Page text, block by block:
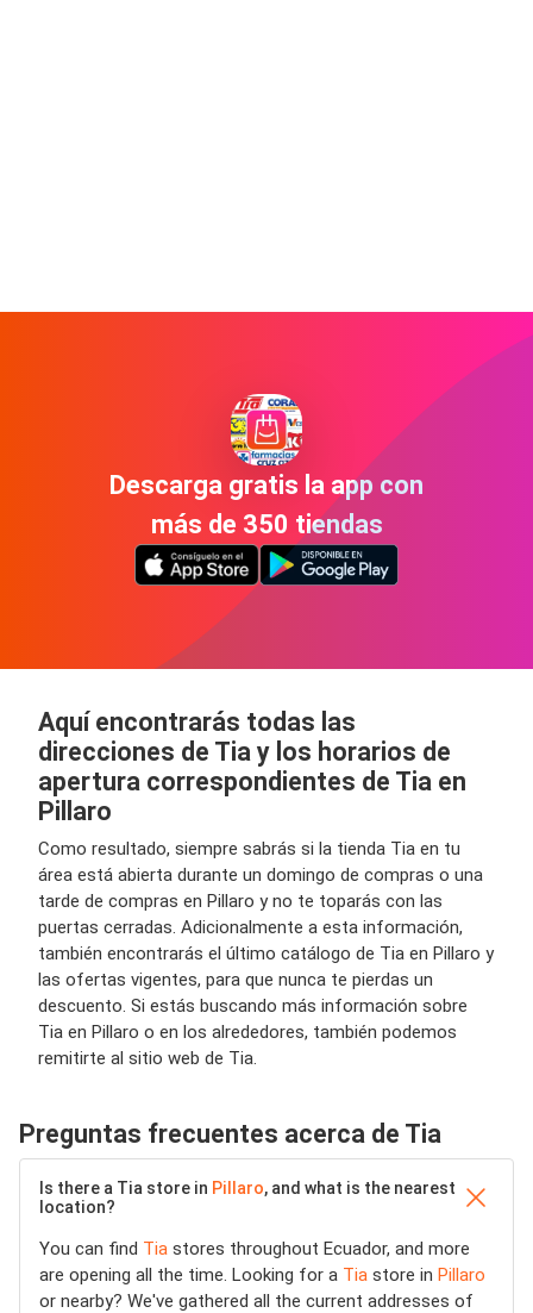
Descarga gratis la app con
más de 350 tiendas
Aquí encontrarás todas las
direcciones de Tia y los horarios de
apertura correspondientes de Tia en
Pillaro
Como resultado, siempre sabrás si la tienda Tia en tu
área está abierta durante un domingo de compras o una
tarde de compras en Pillaro y no te toparás con las
puertas cerradas. Adicionalmente a esta información,
también encontrarás el último catálogo de Tia en Pillaro y
las ofertas vigentes, para que nunca te pierdas un
descuento. Si estás buscando más información sobre
Tia en Pillaro o en los alrededores, también podemos
remitirte al sitio web de Tia.
Preguntas frecuentes acerca de Tia
Is there a Tia store in Pillaro, and what is the nearest
location?
You can find Tia stores throughout Ecuador, and more
are opening all the time. Looking for a Tia store in Pillaro
or nearby? We've gathered all the current addresses of